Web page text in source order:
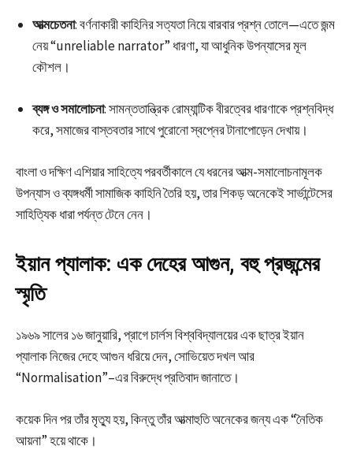
আত্মচেতনা: বর্ণনাকারী কাহিনির সত্যতা নিয়ে বারবার প্রশ্ন তোলে—এতে জন্ম
নেয় “unreliable narrator” ধারণা, যা আধুনিক উপন্যাসের মূল
কৌশল।
ব্যঙ্গ ও সমালোচনা: সামন্ততান্ত্রিক রোম্যান্টিক বীরত্বের ধারণাকে প্রশ্নবিদ্ধ
করে, সমাজের বাস্তবতার সাথে পুরোনো স্বপ্নের টানাপোড়েন দেখায়।
বাংলা ও দক্ষিণ এশিয়ার সাহিত্যে পরবর্তীকালে যে ধরনের আত্ম-সমালোচনামূলক
উপন্যাস ও ব্যঙ্গধর্মী সামাজিক কাহিনি তৈরি হয়, তার শিকড় অনেকেই সার্ভান্টেসের
সাহিত্যিক ধারা পর্যন্ত টেনে নেন।
ইয়ান প্যালাক: এক দেহের আগুন, বহু প্রজন্মের
স্মৃতি
১৯৬৯ সালের ১৬ জানুয়ারি, প্রাগে চার্লস বিশ্ববিদ্যালয়ের এক ছাত্র ইয়ান
প্যালাক নিজের দেহে আগুন ধরিয়ে দেন, সোভিয়েত দখল আর
“Normalisation”–এর বিরুদ্ধে প্রতিবাদ জানাতে।
কয়েক দিন পর তাঁর মৃত্যু হয়, কিন্তু তাঁর আত্মাহুতি অনেকের জন্য এক “নৈতিক
আয়না” হয়ে থাকে।